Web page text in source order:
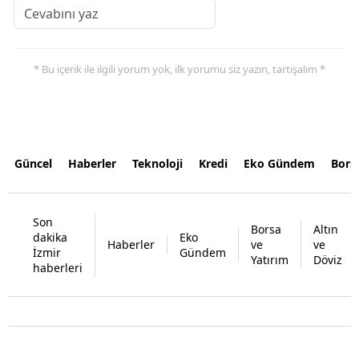
* Bu içerik ile ilgili yorum yok, ilk yorumu siz yazın, tartışalım *
Güncel Haberler Teknoloji Kredi Eko Gündem
Son
dakika
İzmir
haberleri
Haberler
Eko
Gündem
Borsa
ve
Yatırım
Altın
ve
Döviz